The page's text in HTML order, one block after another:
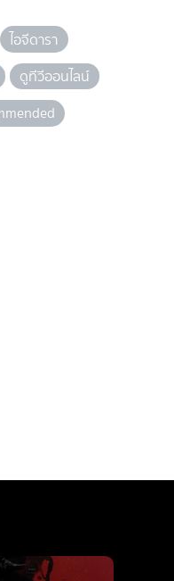
ไอจีดารา
ดูทีวีออนไลน์